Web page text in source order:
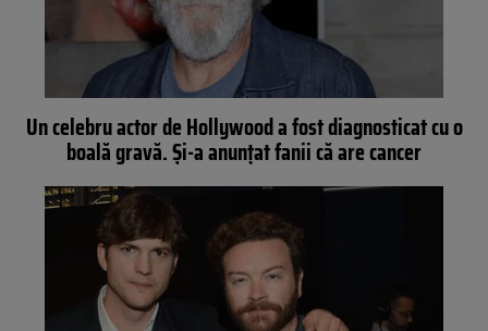
Un celebru actor de Hollywood a fost diagnosticat cu o
boală gravă. Și-a anunțat fanii că are cancer